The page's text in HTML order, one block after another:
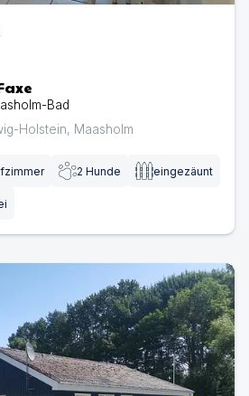
Bad
Holstein, Maasholm
2 Hunde eingezäunt
am Großen Plöner